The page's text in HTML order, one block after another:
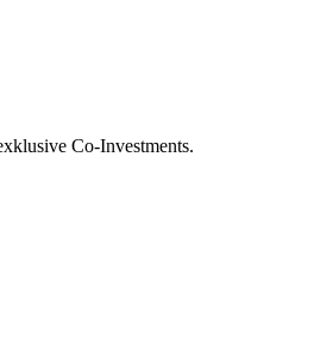
Co-Investments.